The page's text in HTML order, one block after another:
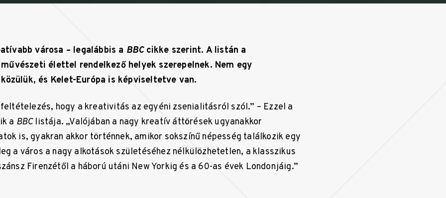
városa – legalábbis a BBC cikke szerint. A listán a
élettel rendelkező helyek szerepelnek. Nem egy
és Kelet-Európa is képviseltetve van.
hogy a kreativitás az egyéni zsenialitásról szól.” – Ezzel a
a BBC listája. „Valójában a nagy kreatív áttörések ugyanakkor
is, gyakran akkor történnek, amikor sokszínű népesség találkozik egy
a város a nagy alkotások születéséhez nélkülözhetetlen, a klasszikus
Firenzétől a háború utáni New Yorkig és a 60-as évek Londonjáig.”